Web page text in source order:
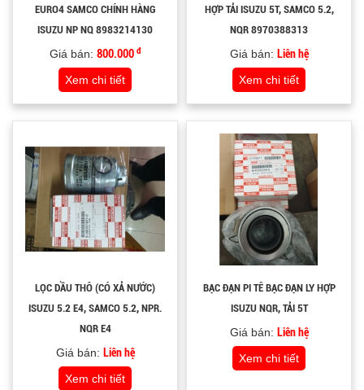
EURO4 SAMCO CHÍNH HÀNG
ISUZU NP NQ 8983214130
Giá bán: 800.000 đ
Xem chi tiết
HỢP TẢI ISUZU 5T, SAMCO 5.2,
NQR 8970388313
Giá bán: Liên hệ
Xem chi tiết
LỌC DẦU THÔ (CÓ XẢ NƯỚC)
ISUZU 5.2 E4, SAMCO 5.2, NPR.
NQR E4
Giá bán: Liên hệ
Xem chi tiết
BẠC ĐẠN PI TÊ BẠC ĐẠN LY HỢP
ISUZU NQR, TẢI 5T
Giá bán: Liên hệ
Xem chi tiết